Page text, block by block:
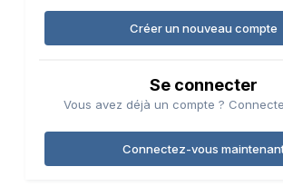
Créer un nouveau compte
Se connecter
Vous avez déjà un compte ?
Connectez-vous